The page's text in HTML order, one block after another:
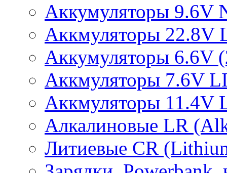
Аккумуляторы 9.6V
Аккмуляторы 22.8V
Аккумуляторы 6.6V
Аккмуляторы 7.6V
Аккмуляторы 11.4V
Алкалиновые LR
Литиевые CR